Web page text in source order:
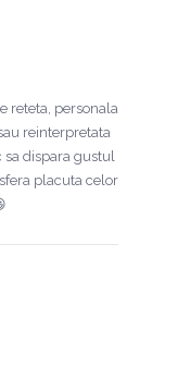
reteta, personala
reinterpretata
sa dispara gustul
placuta celor